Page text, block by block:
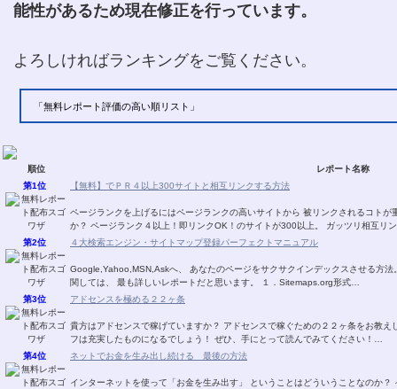
能性があるため現在修正を行っています。
よろしければランキングをご覧ください。
「無料レポート評価の高い順リスト」
順位
レポート名称
第1位
【無料】でＰＲ４以上300サイトと相互リンクする方法
ページランクを上げるにはページランクの高いサイトから 被リンクされるコトが重要です。 でも、被リンク先を探す
か？ ページランク４以上！即リンクOK！の
第2位
４大検索エンジン・サイトマップ登録パーフェクトマニュアル
Google,Yahoo,MSN,Askへ、 あなたのページをサクサクインデックスさせる方法。 2007年5月現在、日本におけるサイトマップ利
関しては、 最も詳しいレポートだと思います。 １．Sitemaps.org形式…
第3位
アドセンスを極める２２ヶ条
貴方はアドセンスで稼げていますか？ アドセンスで稼ぐための２２ヶ条をお教
フは充実したものになるでしょう！ ぜひ、手にとって読んでみてください！…
第4位
ネットでお金を生み出し続ける 最後の方法
インターネットを使って「お金を生み出す」 ということはどういうことなのか？ インターネットビジネスを始めたほとんどの人が 「稼